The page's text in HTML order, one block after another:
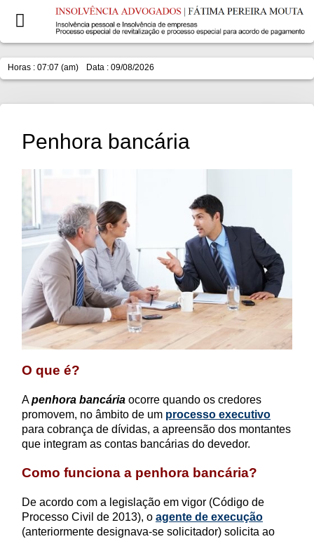
Horas : 07:07 (am) Data : 09/08/2026
Penhora bancária
O que é?
Apenhora bancária ocorre quando os credores
promovem, no âmbito de um processo executivo
para cobrança de dívidas, a apreensão dos montantes
que integram as contas bancárias do devedor.
Como funciona a penhora bancária?
De acordo com a legislação em vigor (Código de
Processo Civil de 2013), o agente de execução
(anteriormente designava-se solicitador) solicita ao